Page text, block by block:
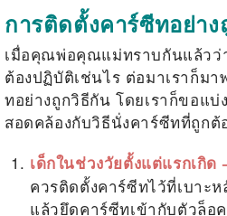
การติดตั้งคาร์ซีทอย่าง
เมื่อคุณพ่อคุณแม่ทราบกันแล้วว่
ต้องปฏิบัติเช่นไร ต่อมาเราก็ม
ทอย่างถูกวิธีกัน โดยเราก็ขอแบ่ง
สอดคล้องกับวิธีนั่งคาร์ซีทที่ถูกต้
เด็กในช่วงวัยตั้งแต่แรกเกิด
ควรติดตั้งคาร์ซีทไว้ที่เบาะ
แล้วยึดคาร์ซีทเข้ากับตัวล็อ